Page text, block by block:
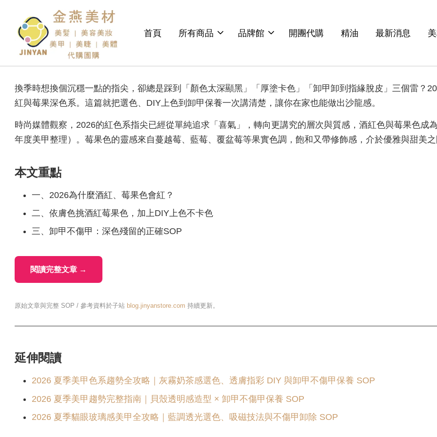
首頁 所有商品 品牌館 開團代購 精油 最新消息
換季時想換個沉穩一點的指尖，卻總是踩到「顏色太深顯黑」「厚塗卡色」「卸甲卸到指緣脫皮」三個雷？
紅與莓果深色系。這篇就把選色、DIY上色到卸甲保養一次講清楚，讓你在家也能做出沙龍感。
時尚媒體觀察，2026的紅色系指尖已經從單純追求「喜氣」，轉向更講究的層次與質感，酒紅色與莓果色成
年度美甲整理）。莓果色的靈感來自蔓越莓、藍莓、覆盆莓等果實色調，飽和又帶修飾感，介於優雅與甜美
本文重點
一、2026為什麼酒紅、莓果色會紅？
二、依膚色挑酒紅莓果色，加上DIY上色不卡色
三、卸甲不傷甲：深色殘留的正確SOP
閱讀完整文章 →
原始文章與完整 SOP / 參考資料於子站 blog.jinyanstore.com 持續更新。
延伸閱讀
2026 夏季美甲色系趨勢全攻略｜灰霧奶茶感選色、透膚指彩 DIY 與卸甲不傷甲保養 SOP
2026 夏季美甲趨勢完整指南｜貝殼透明感造型 × 卸甲不傷甲保養 SOP
2026 夏季貓眼玻璃感美甲全攻略｜藍調透光選色、吸磁技法與不傷甲卸除 SOP